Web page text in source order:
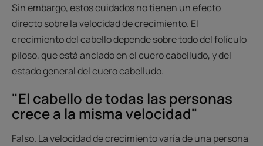
Sin embargo, estos cuidados no tienen un efecto
directo sobre la velocidad de crecimiento. El
crecimiento del cabello depende sobre todo del folículo
piloso, que está anclado en el cuero cabelludo, y del
estado general del cuero cabelludo.
"El cabello de todas las personas
crece a la misma velocidad"
Falso. La velocidad de crecimiento varía de una persona